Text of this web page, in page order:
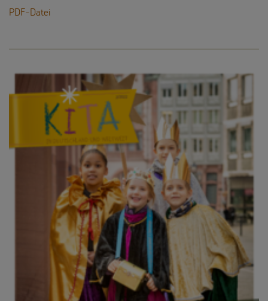
PDF-Datei